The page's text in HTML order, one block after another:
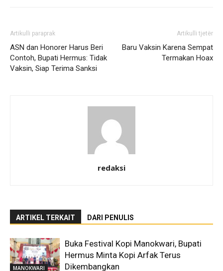
Artikulli paraprak
ASN dan Honorer Harus Beri
Contoh, Bupati Hermus: Tidak
Vaksin, Siap Terima Sanksi
Artikulli tjetër
Baru Vaksin Karena Sempat
Termakan Hoax
redaksi
ARTIKEL TERKAIT DARI PENULIS
MANOKWARI
Buka Festival Kopi Manokwari, Bupati
Hermus Minta Kopi Arfak Terus
Dikembangkan